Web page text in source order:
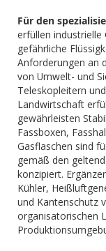
Für den
erfüllen
gefährliche
Anforderungen an
von Umwelt- und
Teleskopleitern
Landwirtschaft
gewährleisten
Fassboxen,
Gasflaschen sind
gemäß den
konzipiert.
Kühler,
und Kantenschutz
organisatorischen